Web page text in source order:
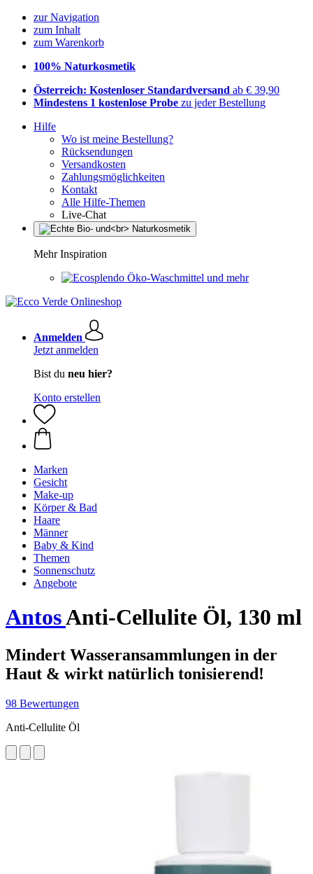
zur Navigation
zum Inhalt
zum Warenkorb
100% Naturkosmetik
Österreich: Kostenloser Standardversand ab € 39,90
Mindestens 1 kostenlose Probe zu jeder Bestellung
Hilfe
Wo ist meine Bestellung?
Rücksendungen
Versandkosten
Zahlungsmöglichkeiten
Kontakt
Alle Hilfe-Themen
Live-Chat
Mehr Inspiration
Öko-Waschmittel und mehr
Anmelden
Jetzt anmelden
Bist du neu hier?
Konto erstellen
Marken
Gesicht
Make-up
Körper & Bad
Haare
Männer
Baby & Kind
Themen
Sonnenschutz
Angebote
AntosAnti-Cellulite Öl, 130 ml
Mindert Wasseransammlungen in der
Haut & wirkt natürlich tonisierend!
98 Bewertungen
Anti-Cellulite Öl